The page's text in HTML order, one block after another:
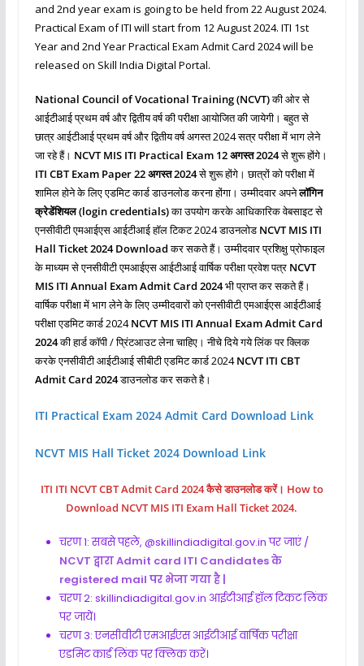
and 2nd year exam is going to be held from 22 August 2024.
Practical Exam of ITI will start from 12 August 2024. ITI 1st
Year and 2nd Year Practical Exam Admit Card 2024 will be
released on Skill India Digital Portal.
National Council of Vocational Training (NCVT)की ओर से
आईटीआई प्रथम वर्ष और द्वितीय वर्ष की परीक्षा आयोजित की जायेगी। बहुत से
छात्र आईटीआई प्रथम वर्ष और द्वितीय वर्ष अगस्त 2024 सत्र परीक्षा में भाग लेने
जा रहे हैं। NCVT MIS ITI Practical Exam 12 अगस्त 2024से शुरू होंगे।
ITI CBT Exam Paper 22 अगस्त 2024से शुरू होंगे। छात्रों को परीक्षा में
शामिल होने के लिए एडमिट कार्ड डाउनलोड करना होंगा। उम्मीदवार अपनेलॉगिन
क्रेडेंशियल (login credentials)का उपयोग करके आधिकारिक वेबसाइट से
एनसीवीटी एमआईएस आईटीआई हॉल टिकट 2024 डाउनलोड NCVT MIS ITI
Hall Ticket 2024 Downloadकर सकते हैं। उम्मीदवार प्रशिक्षु प्रोफाइल
के माध्यम से एनसीवीटी एमआईएस आईटीआई वार्षिक परीक्षा प्रवेश पत्र NCVT
MIS ITI Annual Exam Admit Card 2024भी प्राप्त कर सकते हैं।
वार्षिक परीक्षा में भाग लेने के लिए उम्मीदवारों को एनसीवीटी एमआईएस आईटीआई
परीक्षा एडमिट कार्ड 2024NCVT MIS ITI Annual Exam Admit Card
2024की हार्ड कॉपी / प्रिंटआउट लेना चाहिए। नीचे दिये गये लिंक पर क्लिक
करके एनसीवीटी आईटीआई सीबीटी एडमिट कार्ड 2024NCVT ITI CBT
Admit Card 2024डाउनलोड कर सकते है।
ITI Practical Exam 2024 Admit Card Download Link
NCVT MIS Hall Ticket 2024 Download Link
ITI ITI NCVT CBT Admit Card 2024 कैसे डाउनलोड करें। How to
Download NCVT MIS ITI Exam Hall Ticket 2024.
चरण 1: सबसे पहले, @skillindiadigital.gov.in पर जाएं /
NCVT द्वारा Admit card ITI Candidates के
registered mail पर भेजा गया है |
चरण 2: skillindiadigital.gov.in आईटीआई हॉल टिकट लिंक
पर जायें।
चरण 3: एनसीवीटी एमआईएस आईटीआई वार्षिक परीक्षा
एडमिट कार्ड लिंक पर क्लिक करें।